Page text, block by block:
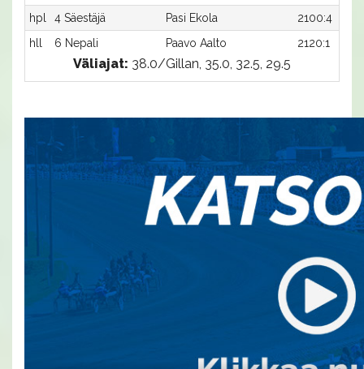
hpl
4 Säestäjä Pasi Ekola
2100:4
hll
6 Nepali Paavo Aalto 2120:1
Väliajat: 38.0/Gillan, 35.0, 32.5, 29.5